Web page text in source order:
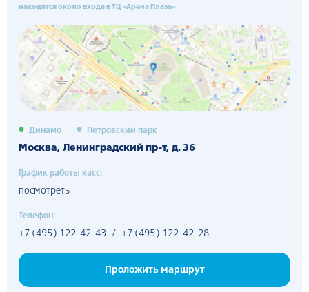
полуфинал невероятно зрелищным
Всё это Бои на льду, уникальный Российский спорт, не
имеющий аналогов в Мире
находятся около входа в ТЦ «Арена Плаза»
Динамо Петровский парк
Москва, Ленинградский пр-т, д. 36
График работы касс:
посмотреть
Телефон:
+7 (495) 122-42-43 / +7 (495) 122-42-28
Проложить маршрут